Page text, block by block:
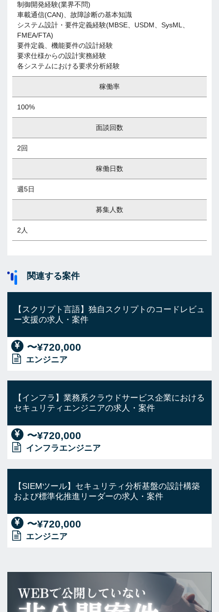
制御開発経験(業界不問)
車載通信(CAN)、故障診断の基本知識
システム設計・要件定義経験(MBSE、USDM、SysML、
FMEA/FTA)
要件定義、機能要件の設計経験
要求仕様からの設計実務経験
各システムにおける要求分析経験
稼働率
100%
面談回数
2回
稼働日数
週5日
募集人数
2人
関連する案件
【スクリプト言語】独自スクリプトのコードレビュ
ー支援の求人・案件
〜¥720,000
エンジニア
【インフラ】業務系クラウドサービス企業における
セキュリティエンジニアの求人・案件
〜¥720,000
インフラエンジニア
【SIEMツール】セキュリティ分析基盤の設計構築
および標準化推進リーダーの求人・案件
〜¥720,000
エンジニア